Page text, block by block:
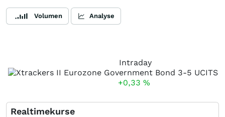
Volumen Analyse
Intraday
+0,33 %
Realtimekurse